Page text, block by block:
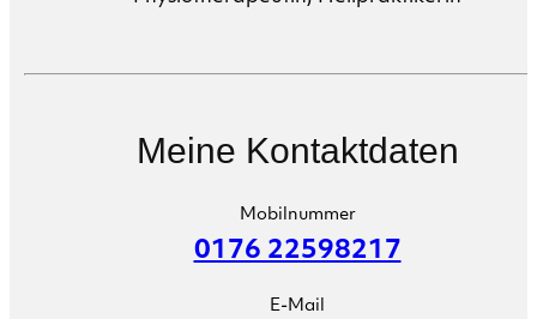
Meine Kontaktdaten
Mobilnummer
0176 22598217
E-Mail